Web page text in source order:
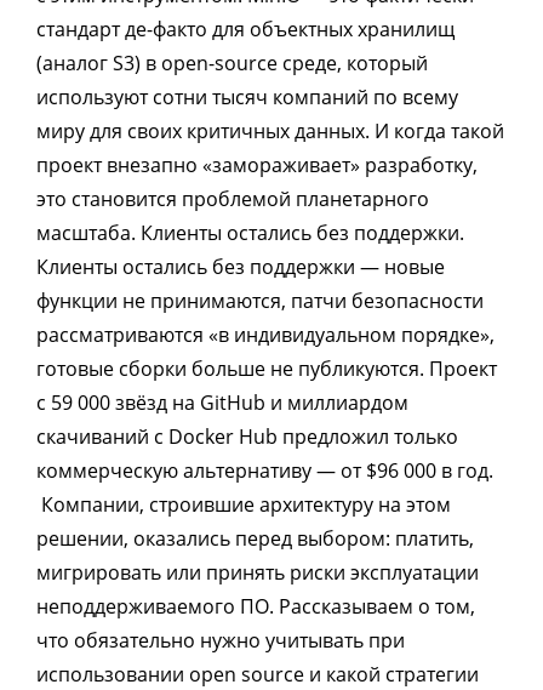
стандарт де-факто для объектных хранилищ
(аналог S3) в open-source среде, который
используют сотни тысяч компаний по всему
миру для своих критичных данных. И когда такой
проект внезапно «замораживает» разработку,
это становится проблемой планетарного
масштаба. Клиенты остались без поддержки.
Клиенты остались без поддержки — новые
функции не принимаются, патчи безопасности
рассматриваются «в индивидуальном порядке»,
готовые сборки больше не публикуются. Проект
с 59 000 звёзд на GitHub и миллиардом
скачиваний с Docker Hub предложил только
коммерческую альтернативу — от $96 000 в год.
Компании, строившие архитектуру на этом
решении, оказались перед выбором: платить,
мигрировать или принять риски эксплуатации
неподдерживаемого ПО. Рассказываем о том,
что обязательно нужно учитывать при
использовании open source и какой стратегии